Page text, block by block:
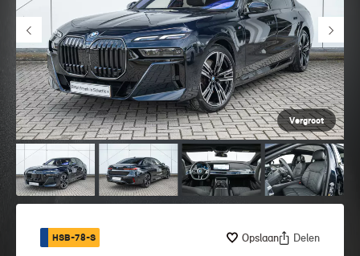
Vergroot
HSB-78-S Opslaan Delen